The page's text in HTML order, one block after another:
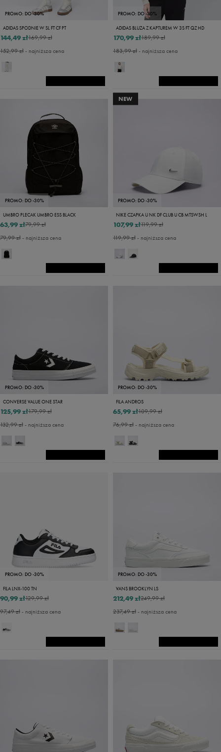
PROMO: DO -30%
ADIDAS SPODNIE W SL FT CF PT
169,99 zł
144,49 zł
152,99 zł- najniższa cena
PROMO: DO -30%
ADIDAS BLUZA Z KAPTUREM W 3S FT QZ HD
189,99 zł
170,99 zł
183,99 zł- najniższa cena
PROMO: DO -30%
UMBRO PLECAK UMBRO ESS BLACK
79,99 zł
63,99 zł
79,99 zł- najniższa cena
NEW
PROMO: DO -30%
NIKE CZAPKA U NK DF CLUB U CB MTSWSH L
119,99 zł
107,99 zł
119,99 zł- najniższa cena
PROMO: DO -30%
CONVERSE VALUE ONE STAR
179,99 zł
125,99 zł
132,99 zł- najniższa cena
PROMO: DO -30%
FILA ANDROS
109,99 zł
65,99 zł
76,99 zł- najniższa cena
PROMO: DO -30%
FILA LNX-100 TN
129,99 zł
90,99 zł
97,49 zł- najniższa cena
PROMO: DO -30%
VANS BROOKLYN LS
249,99 zł
212,49 zł
237,49 zł- najniższa cena